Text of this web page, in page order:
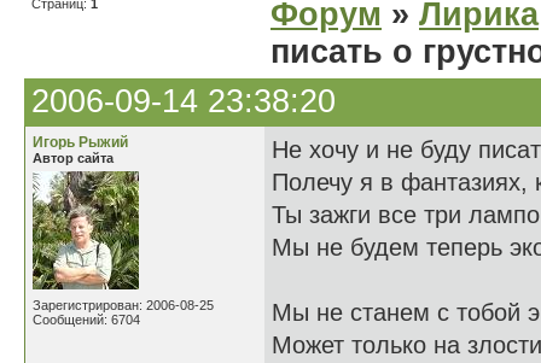
Страниц: 1 Форум » Лирика
писать о
2006-09-14 23:38:20
Игорь Рыжий
Автор сайта
Зарегистрирован: 2006-08-25
Сообщений: 6704
Не хочу и не буду
Полечу я в фантазиях,
Ты зажги все три
Мы не будем теперь
Мы не станем с тобой
Может только на